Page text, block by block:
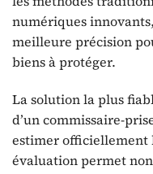
numériques
meilleure précision
biens à protéger.
La solution la plus
d’un commissaire-
estimer officiellement
évaluation permet